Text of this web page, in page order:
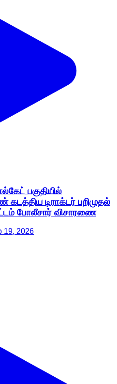
பகுதியில்
கடத்திய டிராக்டர் பறிமுதல்
போலீசார் விசாரணை
19, 2026